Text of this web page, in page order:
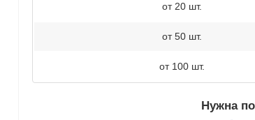
от 20 шт.
от 50 шт.
от 100 шт.
Нужна